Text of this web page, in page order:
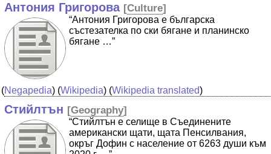
Антония Григорова [Culture]
“Антония Григорова е българска
състезателка по ски бягане и планинско
бягане …”
(Negapedia) (Wikipedia) (Wikipedia translated)
Стийлтън [Geography]
“Стийлтън е селище в Съединените
американски щати, щата Пенсилвания,
окръг Дофин с население от 6263 души към